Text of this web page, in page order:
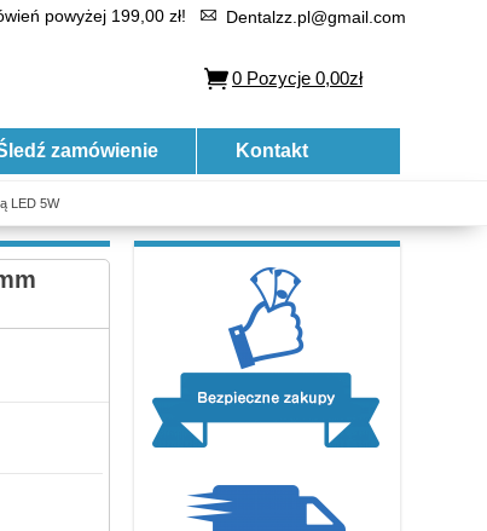
powyżej 199,00 zł! Dentalzz.pl@gmail.com
0 Pozycje 0,00zł
zamówienie Kontakt
LED 5W